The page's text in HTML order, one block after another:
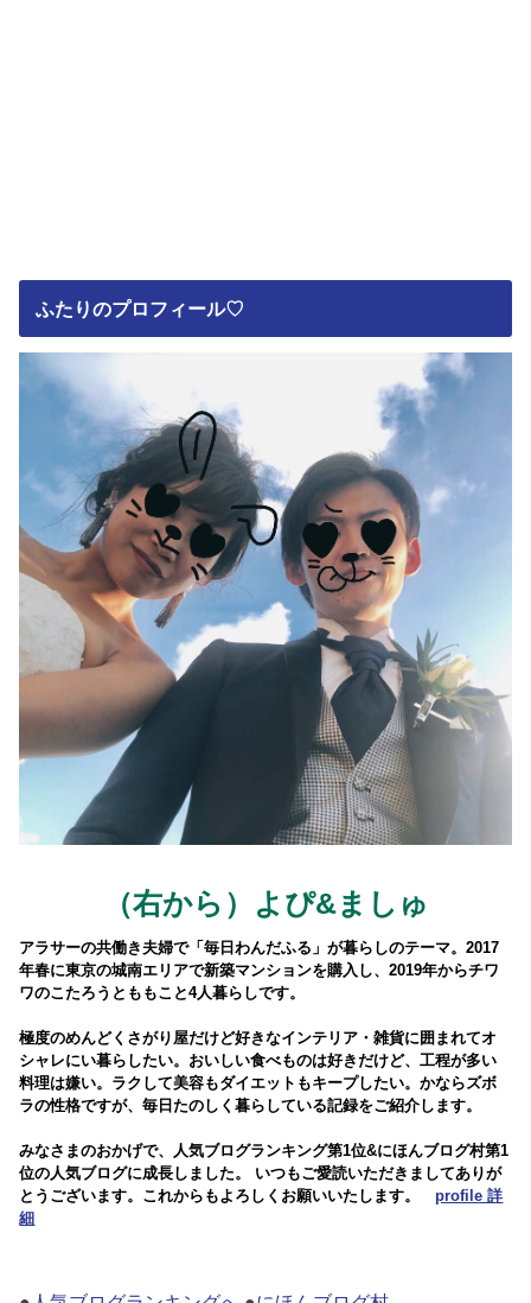
ふたりのプロフィール♡
（右から）よぴ&ましゅ
アラサーの共働き夫婦で「毎日わんだふる」が暮らしのテーマ。2017
年春に東京の城南エリアで新築マンションを購入し、2019年からチワ
ワのこたろうとももこと4人暮らしです。
極度のめんどくさがり屋だけど好きなインテリア・雑貨に囲まれてオ
シャレにい暮らしたい。おいしい食べものは好きだけど、工程が多い
料理は嫌い。ラクして美容もダイエットもキープしたい。かならズボ
ラの性格ですが、毎日たのしく暮らしている記録をご紹介します。
みなさまのおかげで、人気ブログランキング第1位&にほんブログ村第1
位の人気ブログに成長しました。 いつもご愛読いただきましてありが
とうございます。これからもよろしくお願いいたします。profile 詳
細